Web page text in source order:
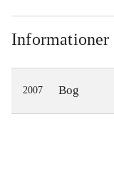
Informationer
2007 Bog